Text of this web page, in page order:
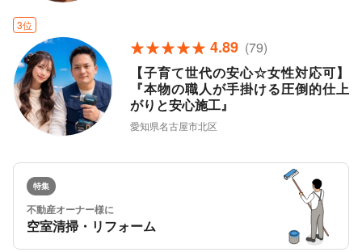
3位
4.89 (79)
【子育て世代の安心☆女性対応可】
『本物の職人が手掛ける圧倒的仕上
がりと安心施工』
愛知県名古屋市北区
特集
不動産オーナー様に
空室清掃・リフォーム